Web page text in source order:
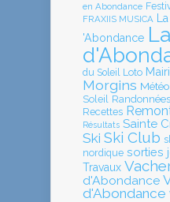
en Abondance
FRAXIIS MUSICA
'Abondance
du Soleil Loto
Morgins Météo
Soleil Randonnées
Recettes
Résultats Sainte
Ski Ski Club
nordique sorties
Travaux
d'Abondance
d'Abondance